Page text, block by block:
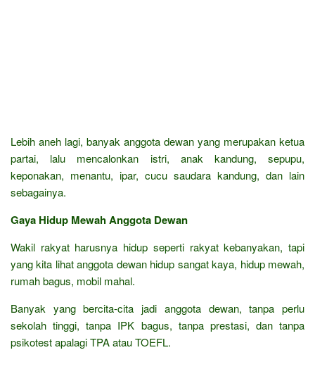
Lebih aneh lagi, banyak anggota dewan yang merupakan ketua
partai, lalu mencalonkan istri, anak kandung, sepupu,
keponakan, menantu, ipar, cucu saudara kandung, dan lain
sebagainya.
Gaya Hidup Mewah Anggota Dewan
Wakil rakyat harusnya hidup seperti rakyat kebanyakan, tapi
yang kita lihat anggota dewan hidup sangat kaya, hidup mewah,
rumah bagus, mobil mahal.
Banyak yang bercita-cita jadi anggota dewan, tanpa perlu
sekolah tinggi, tanpa IPK bagus, tanpa prestasi, dan tanpa
psikotest apalagi TPA atau TOEFL.